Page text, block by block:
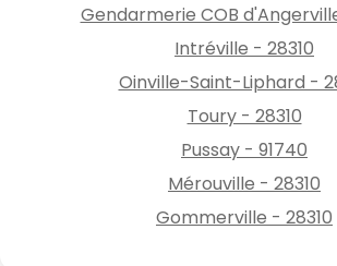
Gendarmerie COB
Intréville - 28310
Oinville-Saint-Liphard -
Toury - 28310
Pussay - 91740
Mérouville - 28310
Gommerville - 28310